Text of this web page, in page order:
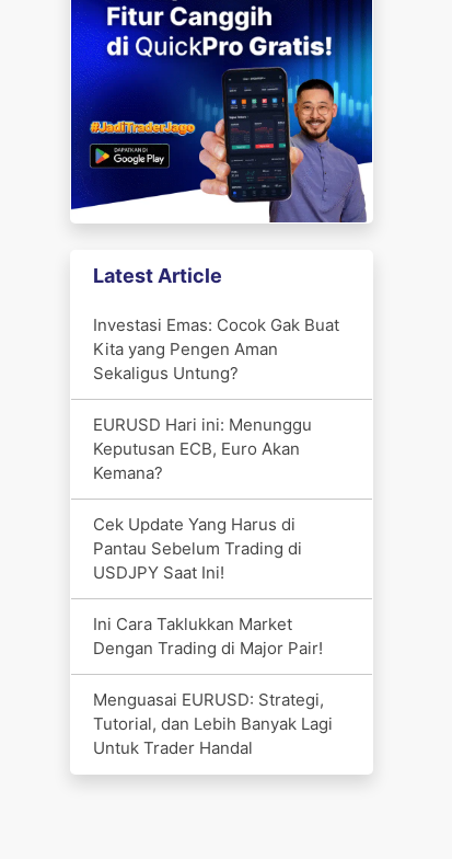
Latest Article
Investasi Emas: Cocok Gak Buat
Kita yang Pengen Aman
Sekaligus Untung?
EURUSD Hari ini: Menunggu
Keputusan ECB, Euro Akan
Kemana?
Cek Update Yang Harus di
Pantau Sebelum Trading di
USDJPY Saat Ini!
Ini Cara Taklukkan Market
Dengan Trading di Major Pair!
Menguasai EURUSD: Strategi,
Tutorial, dan Lebih Banyak Lagi
Untuk Trader Handal